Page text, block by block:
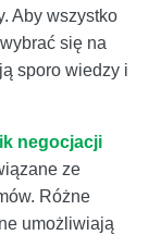
Aby wszystko
się na
sporo wiedzy i
negocjacji
ze
Różne
umożliwiają